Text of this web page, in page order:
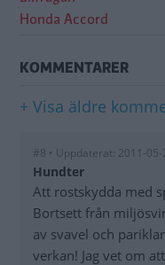
Honda Accord
KOMMENTARER
+ Visa äldre
#8 • Uppdaterat: 2011-05-
Hundter
Att rostskydda med
Bortsett från
av svavel och
verkan! Jag vet om